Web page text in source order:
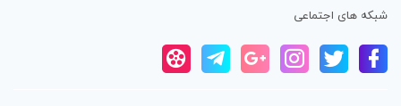
شبکه های اجتماعی